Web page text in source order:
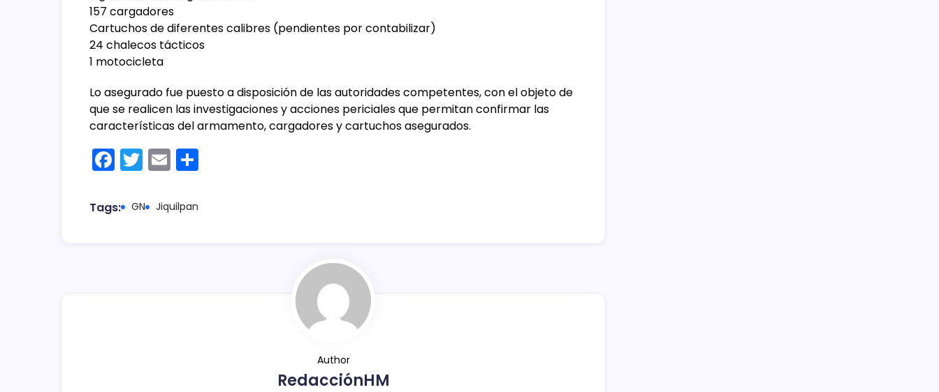
157 cargadores
Cartuchos de diferentes calibres (pendientes por contabilizar)
24 chalecos tácticos
1 motocicleta
Lo asegurado fue puesto a disposición de las autoridades competentes, con el objeto de
que se realicen las investigaciones y acciones periciales que permitan confirmar las
características del armamento, cargadores y cartuchos asegurados.
F
a
c
T
w
itt
E
m
ai
Tags: GN Jiquilpan
Author
RedacciónHM